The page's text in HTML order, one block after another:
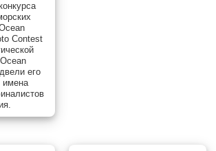
Contest
его
имена